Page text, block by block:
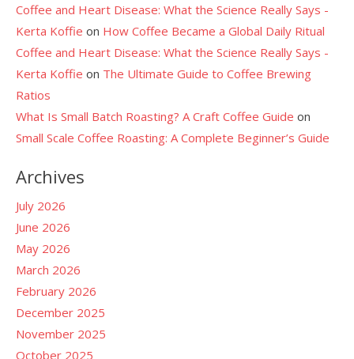
Coffee and Heart Disease: What the Science Really Says -
Kerta Koffie on How Coffee Became a Global Daily Ritual
Coffee and Heart Disease: What the Science Really Says -
Kerta Koffie on The Ultimate Guide to Coffee Brewing
Ratios
What Is Small Batch Roasting? A Craft Coffee Guide on
Small Scale Coffee Roasting: A Complete Beginner’s Guide
Archives
July 2026
June 2026
May 2026
March 2026
February 2026
December 2025
November 2025
October 2025